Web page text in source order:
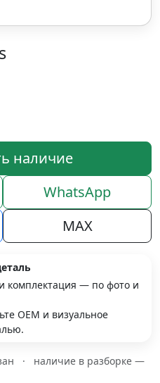
наличие
WhatsApp
MAX
комплектация — по фото и
OEM и визуальное
·
наличие в разборке —